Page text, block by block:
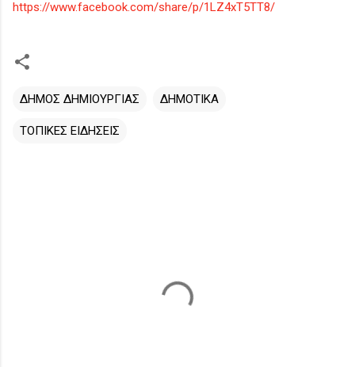
https://www.facebook.com/share/p/1LZ4xT5TT8/
ΔΗΜΟΣ ΔΗΜΙΟΥΡΓΙΑΣ ΔΗΜΟΤΙΚΑ
ΤΟΠΙΚΕΣ ΕΙΔΗΣΕΙΣ